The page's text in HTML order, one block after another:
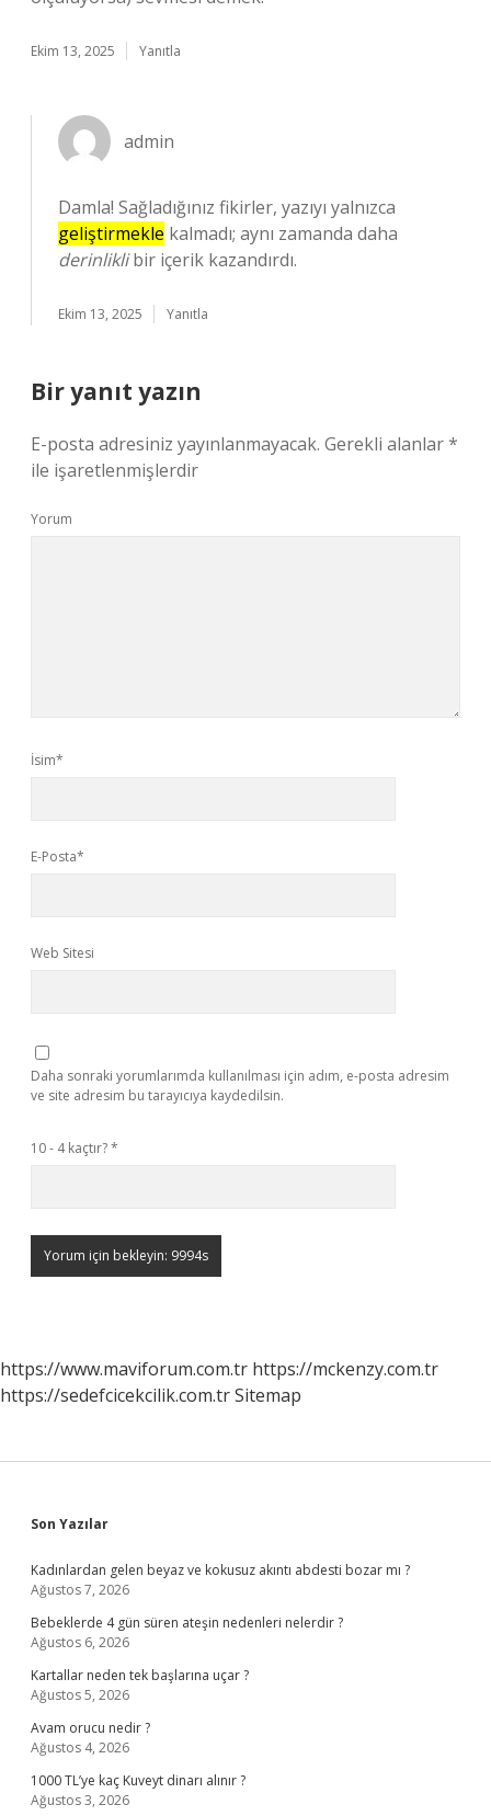
Ekim 13, 2025 Yanıtla
admin
Damla! Sağladığınız fikirler, yazıyı yalnızca
geliştirmekle kalmadı; aynı zamanda daha
derinliklibir içerik kazandırdı.
Ekim 13, 2025 Yanıtla
Bir yanıt yazın
E-posta adresiniz yayınlanmayacak. Gerekli alanlar*
ile işaretlenmişlerdir
Yorum
İsim*
E-Posta*
Web Sitesi
Daha sonraki yorumlarımda kullanılması için adım, e-posta adresim
ve site adresim bu tarayıcıya kaydedilsin.
10 - 4 kaçtır?*
https://www.maviforum.com.tr https://mckenzy.com.tr
https://sedefcicekcilik.com.trSitemap
Sidebar
Son Yazılar
Kadınlardan gelen beyaz ve kokusuz akıntı abdesti bozar mı ?
Ağustos 7, 2026
Bebeklerde 4 gün süren ateşin nedenleri nelerdir ?
Ağustos 6, 2026
Kartallar neden tek başlarına uçar ?
Ağustos 5, 2026
Avam orucu nedir ?
Ağustos 4, 2026
1000 TL’ye kaç Kuveyt dinarı alınır ?
Ağustos 3, 2026